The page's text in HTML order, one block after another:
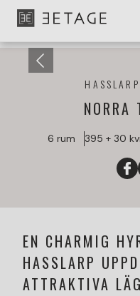
NORRA
HASSLARP
6 rum 395 + 30
EN CHARMIG
HASSLARP
ATTRAKTIVA